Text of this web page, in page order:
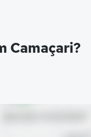
Camaçari?